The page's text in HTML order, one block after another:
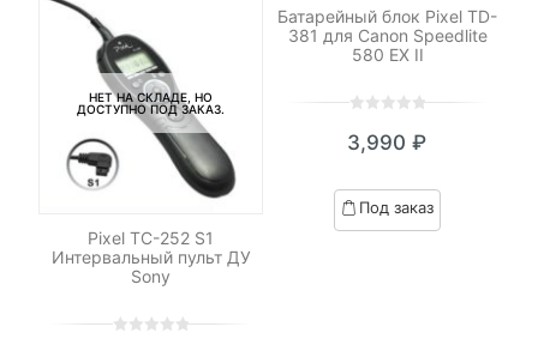
НЕТ НА СКЛАДЕ, НО
ДОСТУПНО ПОД ЗАКАЗ.
Pixel TC-252 S1
Интервальный пульт ДУ
Sony
Батарейный блок Pixel TD-
381 для Canon Speedlite
580 EX II
out
based
on
3,990 ₽
Под заказ